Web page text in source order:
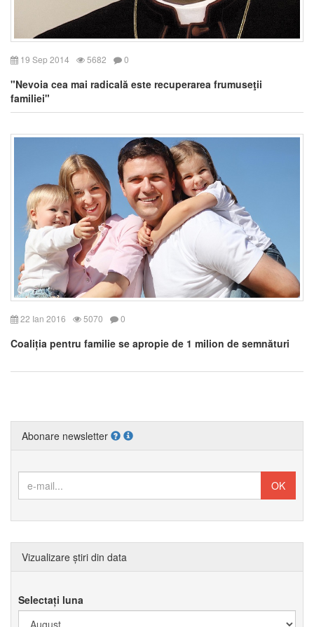
19 Sep 2014 5682 0
"Nevoia cea mai radicală este recuperarea frumuseţii
familiei"
22 Ian 2016 5070 0
Coaliția pentru familie se apropie de 1 milion de semnături
Abonare newsletter
Vizualizare știri din data
Selectați luna